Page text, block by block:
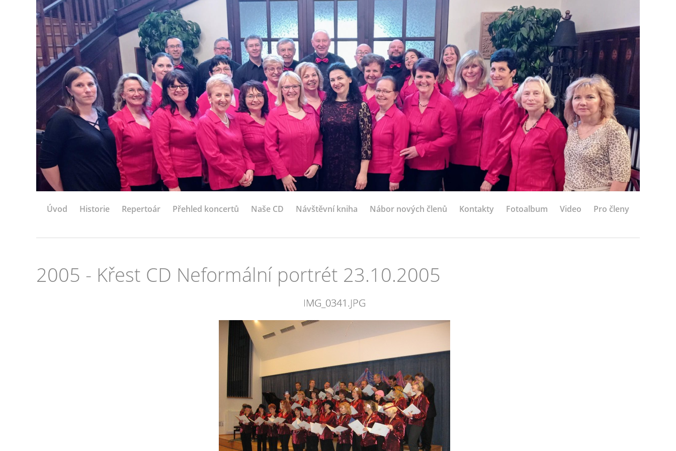
Úvod Historie Repertoár Přehled koncertů Naše CD Návštěvní kniha Nábor nových členů Kontakty Fotoalbum Video Pro členy
2005 - Křest CD Neformální portrét 23.10.2005
IMG_0341.JPG